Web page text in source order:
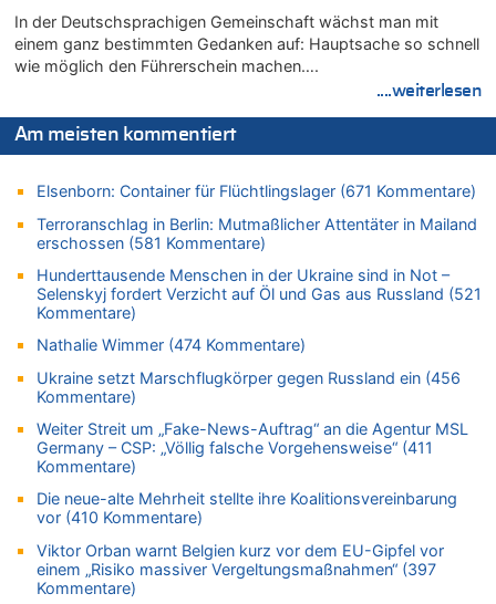
06.08.2026 - 12:17 von Sparwasser zu
Zweite Hitzewelle in diesem Sommer ist jetzt amtlich
06.08.2026 - 12:13 von Dax zu
Zweite Hitzewelle in diesem Sommer ist jetzt amtlich
06.08.2026 - 12:13 von Heinz F. zu
Mehrere Menschen in Londons City niedergestochen
Zweite Hitzewelle in diesem Sommer ist jetzt amtlich
06.08.2026 - 12:08 von Medium zu
Frau hörte Stimmen aus Haus des verstorbenen Nachbarn
06.08.2026 - 11:52 von Hubert F. zu
Zweite Hitzewelle in diesem Sommer ist jetzt amtlich
06.08.2026 - 11:46 von Ermitler zu
Zweite Hitzewelle in diesem Sommer ist jetzt amtlich
06.08.2026 - 11:42 von Willi Müller zu
Eschweiler: 16-Jähriger soll seine Oma ermordet haben
06.08.2026 - 11:35 von ne Hondsjong zu
Zweite Hitzewelle in diesem Sommer ist jetzt amtlich
06.08.2026 - 11:11 von Dax zu
Wie kam es zur Ceuta-Krise?
06.08.2026 - 10:39 von Mungo zu
Wasserstand des Rheins in NRW so niedrig wie noch nie
06.08.2026 - 10:34 von Ostbelgien Direkt zu
In der Deutschsprachigen Gemeinschaft wächst man mit
einem ganz bestimmten Gedanken auf: Hauptsache so schnell
wie möglich den Führerschein machen….
....weiterlesen
Am meisten kommentiert
Elsenborn: Container für Flüchtlingslager (671 Kommentare)
Terroranschlag in Berlin: Mutmaßlicher Attentäter in Mailand
erschossen (581 Kommentare)
Hunderttausende Menschen in der Ukraine sind in Not –
Selenskyj fordert Verzicht auf Öl und Gas aus Russland (521
Kommentare)
Nathalie Wimmer (474 Kommentare)
Ukraine setzt Marschflugkörper gegen Russland ein (456
Kommentare)
Weiter Streit um „Fake-News-Auftrag“ an die Agentur MSL
Germany – CSP: „Völlig falsche Vorgehensweise“ (411
Kommentare)
Die neue-alte Mehrheit stellte ihre Koalitionsvereinbarung
vor (410 Kommentare)
Viktor Orban warnt Belgien kurz vor dem EU-Gipfel vor
einem „Risiko massiver Vergeltungsmaßnahmen“ (397
Kommentare)